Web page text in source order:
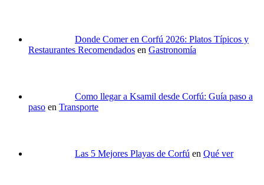
Donde Comer en Corfú 2026: Platos Típicos y
Restaurantes Recomendados en Gastronomía
Como llegar a Ksamil desde Corfú: Guía paso a
paso en Transporte
Las 5 Mejores Playas de Corfú en Qué ver